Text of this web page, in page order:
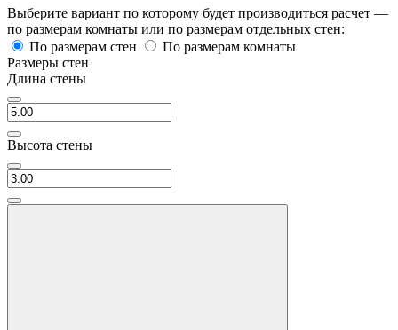
Выберите вариант по которому будет производиться расчет —
по размерам комнаты или по размерам отдельных стен:
По размерам стен
По размерам комнаты
Размеры стен
Длина стены
Высота стены